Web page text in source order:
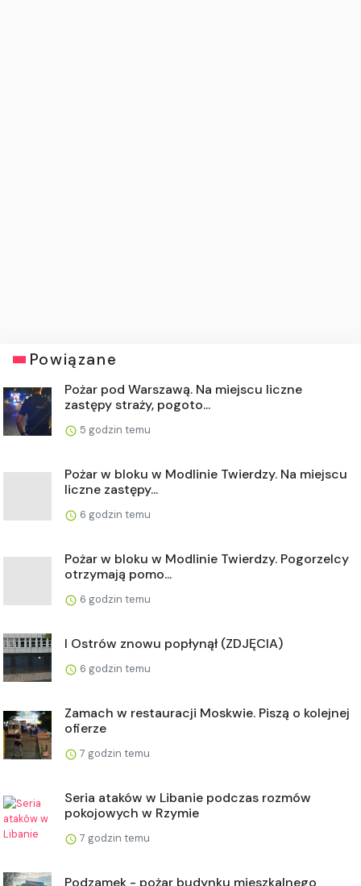
Powiązane
Pożar pod Warszawą. Na miejscu liczne
zastępy straży, pogoto...
5 godzin temu
Pożar w bloku w Modlinie Twierdzy. Na miejscu
liczne zastępy...
6 godzin temu
Pożar w bloku w Modlinie Twierdzy. Pogorzelcy
otrzymają pomo...
6 godzin temu
I Ostrów znowu popłynął (ZDJĘCIA)
6 godzin temu
Zamach w restauracji Moskwie. Piszą o kolejnej
ofierze
7 godzin temu
Seria ataków w Libanie podczas rozmów
pokojowych w Rzymie
7 godzin temu